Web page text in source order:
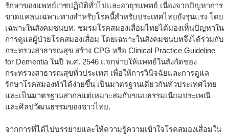
รักษาของแพทย์เวชปฏิบัติทั่วไปและอายุรแพทย์ เนื่องจากปัญหาการ
ขาดแคลนเฉพาะทางสำหรับโรคนี้สำหรับประเทศไทยยังรุนแรง โดย
เฉพาะในสังคมชนบท. ชมรมโรคสมองเสื่อมไทยได้มองเห็นปัญหาใน
การดูแลผู้ป่วยโรคสมองเสื่อม โดยเฉพาะในสังคมชนบทจึงได้ร่วมกับ
กระทรวงสาธารณสุข สร้าง CPG หรือ Clinical Practice Guideline
for Dementia ในปี พ.ศ. 2546 แจกจ่ายให้แพทย์ในสังกัดของ
กระทรวงสาธารณสุขทั่วประเทศ เพื่อให้การวินิจฉัยและการดูแล
รักษาโรคสมองทำได้ง่ายขึ้น เป็นมาตรฐานเดียวกันทั่วประเทศไทย
และเป็นมาตรฐานสากลแต่เหมาะสมกับขนบธรรมเนียมประเพณี
และศิลปวัฒนธรรมของชาวไทย.
จากการที่ได้ไปบรรยายและให้ความรู้ความเข้าใจโรคสมองเสื่อมใน